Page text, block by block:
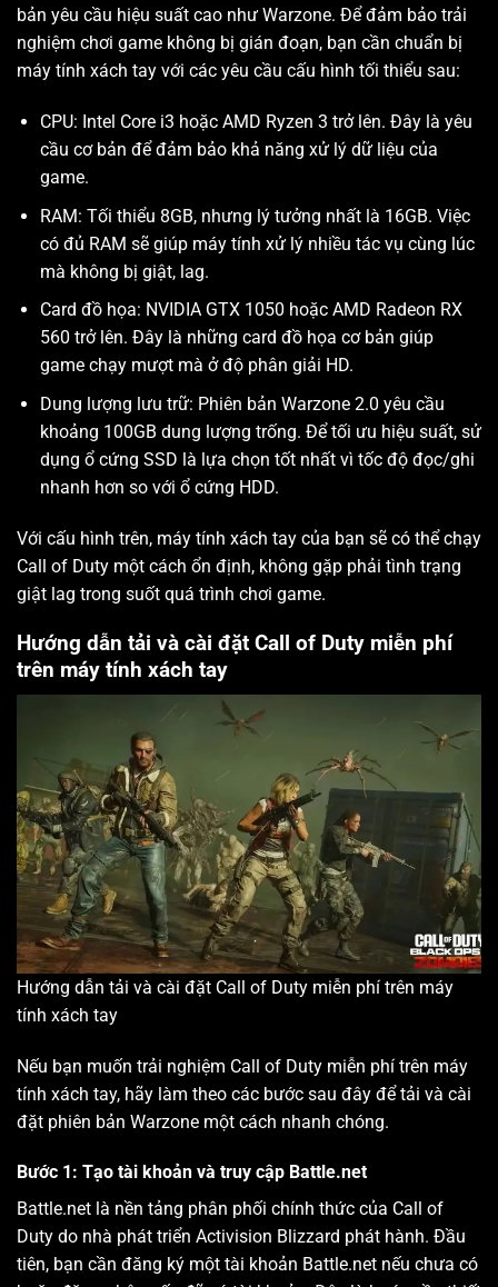
bản yêu cầu hiệu suất cao như Warzone. Để đảm bảo trải
nghiệm chơi game không bị gián đoạn, bạn cần chuẩn bị
máy tính xách tay với các yêu cầu cấu hình tối thiểu sau:
CPU: Intel Core i3 hoặc AMD Ryzen 3 trở lên. Đây là yêu
cầu cơ bản để đảm bảo khả năng xử lý dữ liệu của
game.
RAM: Tối thiểu 8GB, nhưng lý tưởng nhất là 16GB. Việc
có đủ RAM sẽ giúp máy tính xử lý nhiều tác vụ cùng lúc
mà không bị giật, lag.
Card đồ họa: NVIDIA GTX 1050 hoặc AMD Radeon RX
560 trở lên. Đây là những card đồ họa cơ bản giúp
game chạy mượt mà ở độ phân giải HD.
Dung lượng lưu trữ: Phiên bản Warzone 2.0 yêu cầu
khoảng 100GB dung lượng trống. Để tối ưu hiệu suất, sử
dụng ổ cứng SSD là lựa chọn tốt nhất vì tốc độ đọc/ghi
nhanh hơn so với ổ cứng HDD.
Với cấu hình trên, máy tính xách tay của bạn sẽ có thể chạy
Call of Duty một cách ổn định, không gặp phải tình trạng
giật lag trong suốt quá trình chơi game.
Hướng dẫn tải và cài đặt Call of Duty miễn phí
trên máy tính xách tay
Hướng dẫn tải và cài đặt Call of Duty miễn phí trên máy
tính xách tay
Nếu bạn muốn trải nghiệm Call of Duty miễn phí trên máy
tính xách tay, hãy làm theo các bước sau đây để tải và cài
đặt phiên bản Warzone một cách nhanh chóng.
Bước 1: Tạo tài khoản và truy cập Battle.net
Battle.net là nền tảng phân phối chính thức của Call of
Duty do nhà phát triển Activision Blizzard phát hành. Đầu
tiên, bạn cần đăng ký một tài khoản Battle.net nếu chưa có